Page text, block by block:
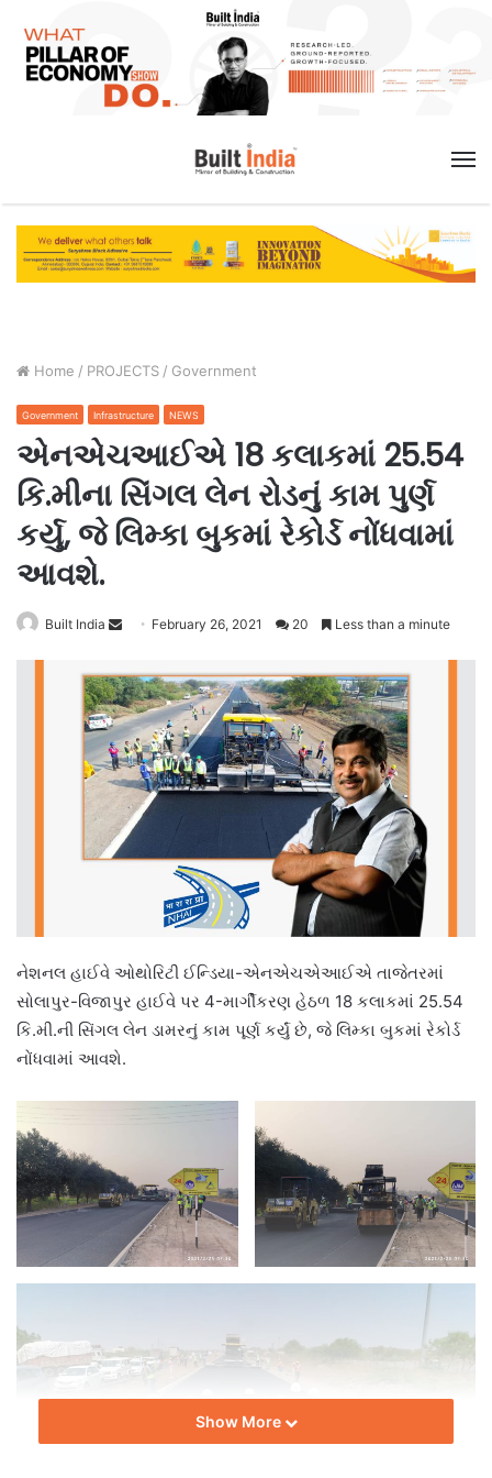
Home / PROJECTS / Government
Government Infrastructure NEWS
એનએચઆઈએ 18 કલાકમાં 25.54
કિ.મીના સિંગલ લેન રોડનું કામ પુર્ણ
કર્યુ, જે લિમ્કા બુકમાં રેકોર્ડ નોંધવામાં
આવશે.
Built India
Send
email
February 26, 2021 20 Less than a minute
નેશનલ હાઈવે ઓથોરિટી ઈન્ડિયા-એનએચએઆઈએ તાજેતરમાં
સોલાપુર-વિજાપુર હાઈવે પર 4-માર્ગીકરણ હેઠળ 18 કલાકમાં 25.54
કિ.મી.ની સિંગલ લેન ડામરનું કામ પૂર્ણ કર્યું છે, જે લિમ્કા બુકમાં રેકોર્ડ
નોંધવામાં આવશે.
Show More